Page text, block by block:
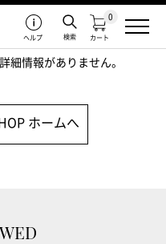
カート
0
検索
ヘルプ
細情報がありません。
ホームへ